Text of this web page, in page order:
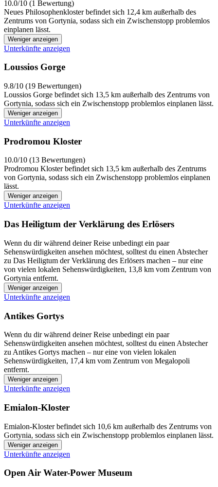
10.0/10 (1 Bewertung)
Neues Philosophenkloster befindet sich 12,4 km außerhalb des
Zentrums von Gortynia, sodass sich ein Zwischenstopp problemlos
einplanen lässt.
Weniger anzeigen
Unterkünfte anzeigen
Loussios Gorge
9.8/10 (19 Bewertungen)
Loussios Gorge befindet sich 13,5 km außerhalb des Zentrums von
Gortynia, sodass sich ein Zwischenstopp problemlos einplanen lässt.
Weniger anzeigen
Unterkünfte anzeigen
Prodromou Kloster
10.0/10 (13 Bewertungen)
Prodromou Kloster befindet sich 13,5 km außerhalb des Zentrums
von Gortynia, sodass sich ein Zwischenstopp problemlos einplanen
lässt.
Weniger anzeigen
Unterkünfte anzeigen
Das Heiligtum der Verklärung des Erlösers
Wenn du dir während deiner Reise unbedingt ein paar
Sehenswürdigkeiten ansehen möchtest, solltest du einen Abstecher
zu Das Heiligtum der Verklärung des Erlösers machen – nur eine
von vielen lokalen Sehenswürdigkeiten, 13,8 km vom Zentrum von
Gortynia entfernt.
Weniger anzeigen
Unterkünfte anzeigen
Antikes Gortys
Wenn du dir während deiner Reise unbedingt ein paar
Sehenswürdigkeiten ansehen möchtest, solltest du einen Abstecher
zu Antikes Gortys machen – nur eine von vielen lokalen
Sehenswürdigkeiten, 17,4 km vom Zentrum von Megalopoli
entfernt.
Weniger anzeigen
Unterkünfte anzeigen
Emialon-Kloster
Emialon-Kloster befindet sich 10,6 km außerhalb des Zentrums von
Gortynia, sodass sich ein Zwischenstopp problemlos einplanen lässt.
Weniger anzeigen
Unterkünfte anzeigen
Open Air Water-Power Museum